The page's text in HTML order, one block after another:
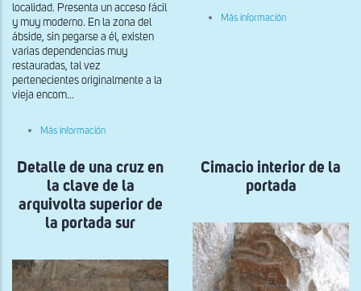
localidad. Presenta un acceso fácil
y muy moderno. En la zona del
ábside, sin pegarse a él, existen
varias dependencias muy
restauradas, tal vez
pertenecientes originalmente a la
vieja encom...
Más información
cabeza
hombre
en
la
portada
Más información
de
la
portada
Detalle de una cruz en
la clave de la
arquivolta superior de
la portada sur
Cimacio interior de la
portada